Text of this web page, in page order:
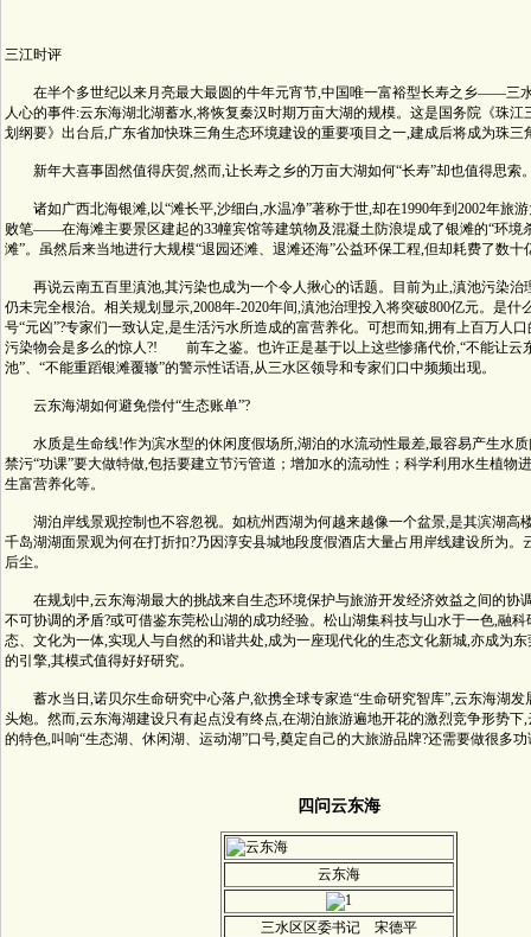
三江时评
在半个多世纪以来月亮最大最圆的牛年元宵节,中国唯一富裕型长寿之乡——三
人心的事件:云东海湖北湖蓄水,将恢复秦汉时期万亩大湖的规模。这是国务院《珠江
划纲要》出台后,广东省加快珠三角生态环境建设的重要项目之一,建成后将成为珠三
新年大喜事固然值得庆贺,然而,让长寿之乡的万亩大湖如何“长寿”却也值得思索
诸如广西北海银滩,以“滩长平,沙细白,水温净”著称于世,却在1990年到2002年旅
败笔——在海滩主要景区建起的33幢宾馆等建筑物及混凝土防浪堤成了银滩的“环境
滩”。虽然后来当地进行大规模“退园还滩、退滩还海”公益环保工程,但却耗费了数十
再说云南五百里滇池,其污染也成为一个令人揪心的话题。目前为止,滇池污染治
仍未完全根治。相关规划显示,2008年-2020年间,滇池治理投入将突破800亿元。是什
号“元凶”?专家们一致认定,是生活污水所造成的富营养化。可想而知,拥有上百万人
污染物会是多么的惊人?! 前车之鉴。也许正是基于以上这些惨痛代价,“不能让云
池”、“不能重蹈银滩覆辙”的警示性话语,从三水区领导和专家们口中频频出现。
云东海湖如何避免偿付“生态账单”?
水质是生命线!作为滨水型的休闲度假场所,湖泊的水流动性最差,最容易产生水质
禁污“功课”要大做特做,包括要建立节污管道；增加水的流动性；科学利用水生植物
生富营养化等。
湖泊岸线景观控制也不容忽视。如杭州西湖为何越来越像一个盆景,是其滨湖高
千岛湖湖面景观为何在打折扣?乃因淳安县城地段度假酒店大量占用岸线建设所为。
后尘。
在规划中,云东海湖最大的挑战来自生态环境保护与旅游开发经济效益之间的协
不可协调的矛盾?或可借鉴东莞松山湖的成功经验。松山湖集科技与山水于一色,融
态、文化为一体,实现人与自然的和谐共处,成为一座现代化的生态文化新城,亦成为
的引擎,其模式值得好好研究。
蓄水当日,诺贝尔生命研究中心落户,欲携全球专家造“生命研究智库”,云东海湖发
头炮。然而,云东海湖建设只有起点没有终点,在湖泊旅游遍地开花的激烈竞争形势下
的特色,叫响“生态湖、休闲湖、运动湖”口号,奠定自己的大旅游品牌?还需要做很多
四问云东海
云东海
三水区区委书记 宋德平